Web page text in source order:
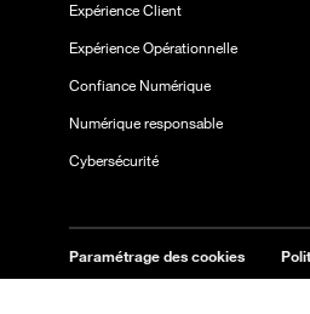
Expérience Client
Expérience Opérationnelle
Confiance Numérique
Numérique responsable
Cybersécurité
Paramétrage des cookies